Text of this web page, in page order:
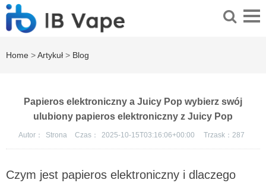
Home >Artykuł > Blog
Papieros elektroniczny a Juicy Pop wybierz swój
ulubiony papieros elektroniczny z Juicy Pop
Autor： Strona Czas： 2025-10-15T03:16:06+00:00 Trzask： 287
Czym jest papieros elektroniczny i dlaczego